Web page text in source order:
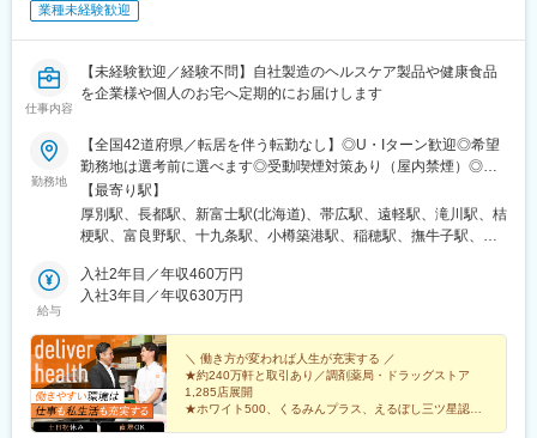
変更の範囲：会社の定める業務
■同社の魅力
宅ケア、手術室設備、外科系製品、産婦人科製品など、幅広い商
品群を持ちます。
日本における最先端医療機器の輸入商社として国内トップシェア
の製品を持ち、海外グループ会社による世界規模(アメリカ、フラ
ンス、イタリア、スイス等)の事業展開を行なっています。社会貢
献性が高く、安定している医療業界かつ日本の歴史あるグローバ
ル企業という非常に珍しい同社にて力を存分に発揮して頂きたい
【商社、メーカー双方の機能が強み】
海外の優れた医療機器を輸入し販売する商社機能のみならず、自
でいるほか、現場の声を生かしたOEMブランド「tkbシリーズ」も
展開しています。
変更の範囲：会社の定める業務
業種未経験歓迎
仕事内容
【未経験歓迎／経験不問】自社製造のヘルスケア製品や健康食品
を企業様や個人のお宅へ定期的にお届けします
勤務地
【全国42道府県／転居を伴う転勤なし】◎U・Iターン歓迎◎希望
勤務地は選考前に選べます◎受動喫煙対策あり（屋内禁煙）◎オ
ンライン面接実施中■北海道・東北北海道／青森／岩手／秋田／山
形／福島■関東茨城／栃木／群馬／神奈川／埼玉／千葉■北陸・甲
信越新潟／富山／石川／福井／長野／山梨■東海静岡／愛知／三重
広島／島根／岡山／山口／徳島／愛媛／香川■九州・沖縄福岡／大
分／宮崎／鹿児島／熊本／長崎／沖縄＜オンライン面接実施中＞
岡県静岡県島田市道悦3-14-2三島営業所：静岡県田方郡函南町肥
田字南中道476中津川営業所：岐阜県中津川市中津川字大西667-1
田辺営業所：和歌山県田辺市三栖字三反田130-5京都北営業所：京
都府京都市北区上賀茂向縄手町16滑川営業所：富山県滑川市柳原
字宮ノ東41-29※詳細は「会社概要」欄HPから
【最寄り駅】
厚別駅、長都駅、新富士駅(北海道)、帯広駅、遠軽駅、滝川駅、桔
梗駅、富良野駅、十九条駅、小樽築港駅、稲穂駅、撫牛子駅、羽
鹿島神宮駅、大宝駅、土浦駅、後台駅、黒磯駅、上今市駅、渋川
駅、太田駅(群馬県)、大森台駅、青堀駅、南与野駅、武蔵高萩駅、
駅、砺波駅、片原町駅(富山県)、速星駅、春江駅、水落駅、しんざ
駅、上越妙高駅、信州中野駅、附属中学前駅、切石駅、岩村田
駅、西上田駅、酒折駅、禾生駅、富士駅、古庄駅、半田駅、荒子
川公園駅、妙興寺駅、六軒駅(三重県)、霞ケ浦駅、光善寺駅、平野
駅(地下鉄)、久米田駅、ケーブル八幡宮山上駅、田村駅、唐崎駅、
給与
入社2年目／年収460万円
入社3年目／年収630万円
＼ 働き方が変われば人生が充実する ／
★約240万軒と取引あり／調剤薬局・ドラッグストア
1,285店展開
★ホワイト500、くるみんプラス、えるぼし三ツ星認定